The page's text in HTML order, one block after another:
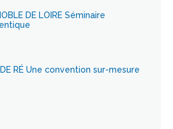
DE LOIRE Séminaire
DE RÉ Une convention sur-mesure